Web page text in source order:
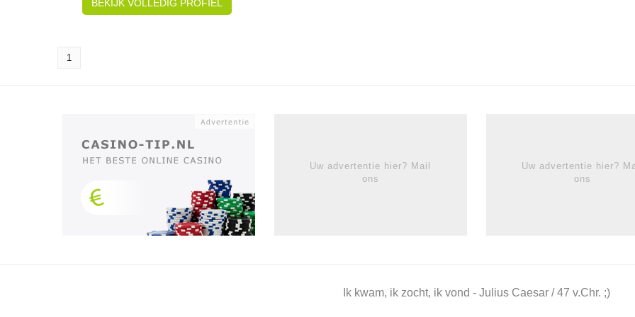
BEKIJK VOLLEDIG PROFIEL
1
Uw advertentie hier? Mail
ons
Uw advertentie hier?
ons
Ik kwam, ik zocht, ik vond - Julius Caesar / 47 v.Chr. ;)